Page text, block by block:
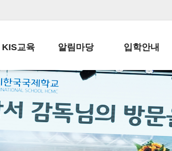
KIS교육
교육목표
학사일정
일과시간표
알림마당
공지사항
납부금 안내
스쿨버스 운행 안내
입학안내
전-편입 서류양식
입학금/수업료